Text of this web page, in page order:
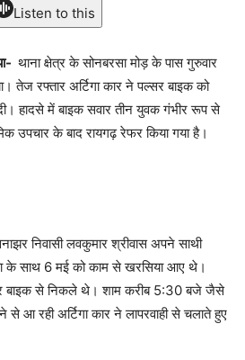
Listen to this
थाना क्षेत्र के सोनबरसा मोड़ के पास गुरुवार
तेज रफ्तार अर्टिगा कार ने पल्सर बाइक को
हादसे में बाइक सवार तीन युवक गंभीर रूप से
उपचार के बाद रायगढ़ रेफर किया गया है।
निवासी लवकुमार श्रीवास अपने साथी
के साथ 6 मई को काम से खरसिया आए थे।
बाइक से निकले थे। शाम करीब 5:30 बजे जैसे
से आ रही अर्टिगा कार ने लापरवाही से चलाते हुए